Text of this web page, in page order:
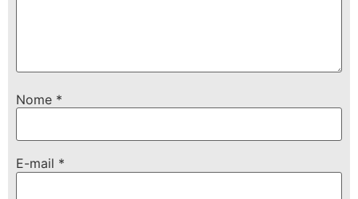
Nome *
E-mail *